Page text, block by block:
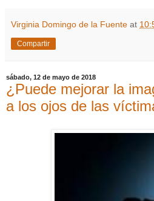
Virginia Domingo de la Fuente at
Compartir
sábado, 12 de mayo de 2018
¿Puede mejorar la
a los ojos de las